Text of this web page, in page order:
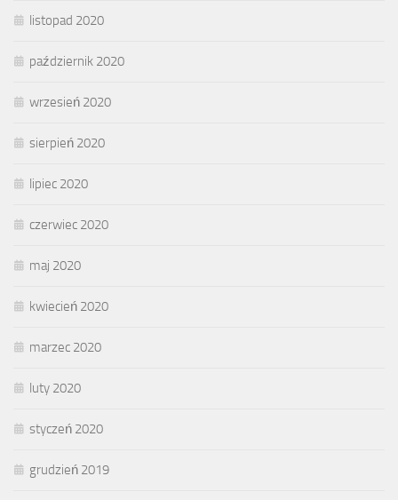
listopad 2020
październik 2020
wrzesień 2020
sierpień 2020
lipiec 2020
czerwiec 2020
maj 2020
kwiecień 2020
marzec 2020
luty 2020
styczeń 2020
grudzień 2019